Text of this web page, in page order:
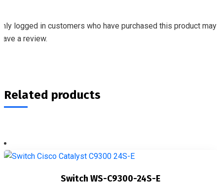
logged in customers who have purchased this product may
a review.
Related products
Switch WS-C9300-24S-E